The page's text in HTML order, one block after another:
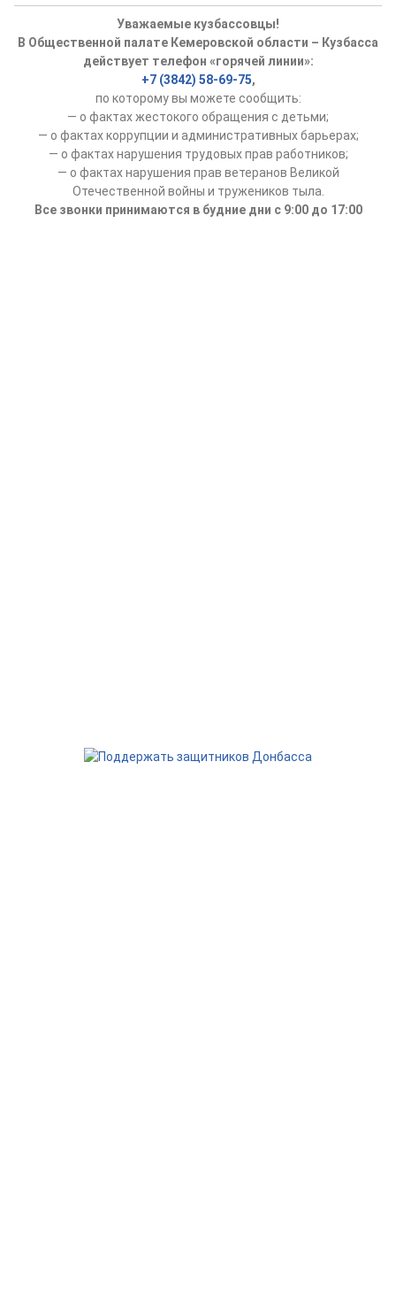
Уважаемые кузбассовцы!
В Общественной палате Кемеровской области – Кузбасса
действует телефон «горячей линии»:
+7 (3842) 58-69-75,
по которому вы можете сообщить:
— о фактах жестокого обращения с детьми;
— о фактах коррупции и административных барьерах;
— о фактах нарушения трудовых прав работников;
— о фактах нарушения прав ветеранов Великой
Отечественной войны и тружеников тыла.
Все звонки принимаются в будние дни с 9:00 до 17:00